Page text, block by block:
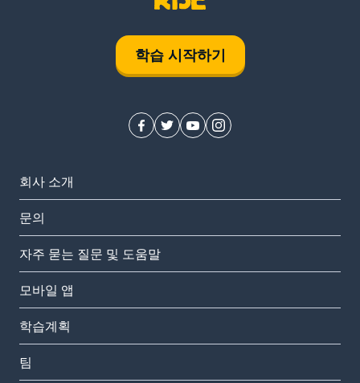
학습 시작하기
회사 소개
문의
자주 묻는 질문 및 도움말
모바일 앱
학습계획
팀